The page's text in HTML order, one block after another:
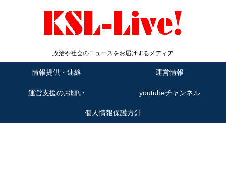
政治や社会のニュースをお届けするメディア
情報提供・連絡 運営情報
運営支援のお願い youtubeチャンネル
個人情報保護方針